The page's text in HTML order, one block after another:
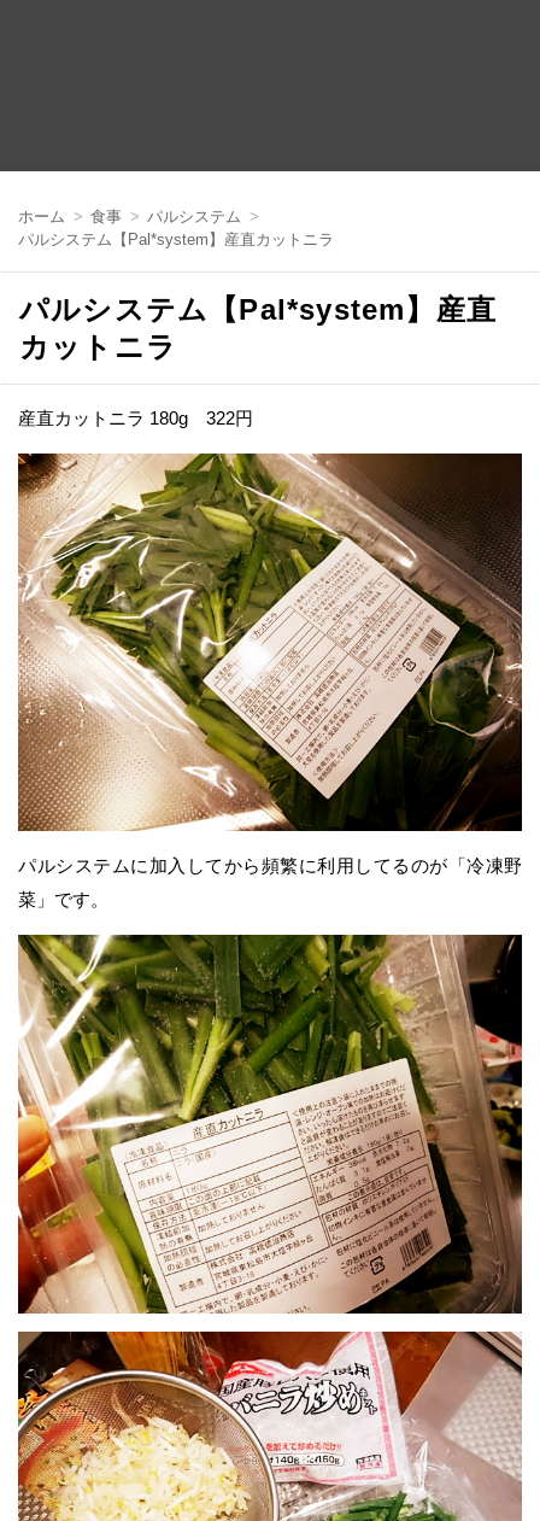
ホーム 食事
パルシステム
パルシステム【Pal*system】産直カットニラ
パルシステム【Pal*system】産直
カットニラ
産直カットニラ 180g 322円
パルシステムに加入してから頻繁に利用してるのが「冷凍野
菜」です。